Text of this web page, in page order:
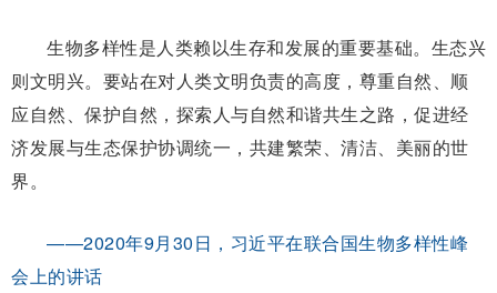
生物多样性是人类赖以生存和发展的重要基础。生态兴
则文明兴。要站在对人类文明负责的高度，尊重自然、顺
应自然、保护自然，探索人与自然和谐共生之路，促进经
济发展与生态保护协调统一，共建繁荣、清洁、美丽的世
界。
——2020年9月30日，习近平在联合国生物多样性峰
会上的讲话